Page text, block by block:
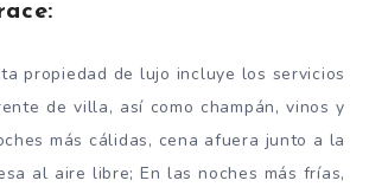
propiedad de lujo incluye los servicios
de villa, así como champán, vinos y
más cálidas, cena afuera junto a la
al aire libre; En las noches más frías,